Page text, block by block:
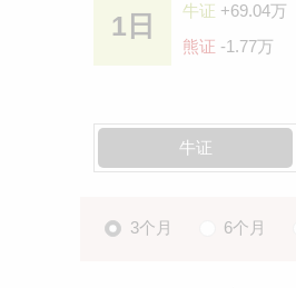
1日 牛证 +69.04万
熊证 -1.77万
牛证
3个月 6个月